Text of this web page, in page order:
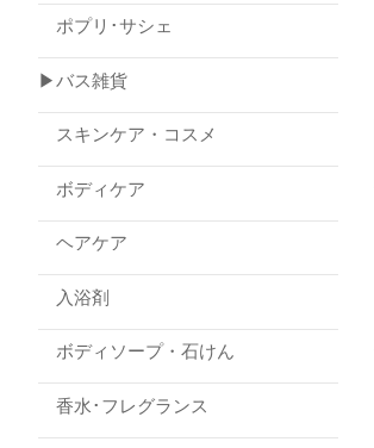
ポプリ･サシェ
▶バス雑貨
スキンケア・コスメ
ボディケア
ヘアケア
入浴剤
ボディソープ・石けん
香水･フレグランス